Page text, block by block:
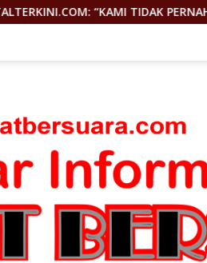
TIDAK PERNAH TUTUP RUANG